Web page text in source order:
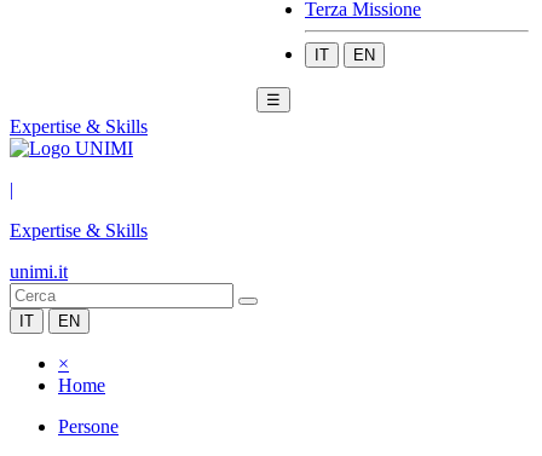
Terza Missione
IT EN
☰
Expertise & Skills
|
Expertise & Skills
unimi.it
IT EN
×
Home
Persone